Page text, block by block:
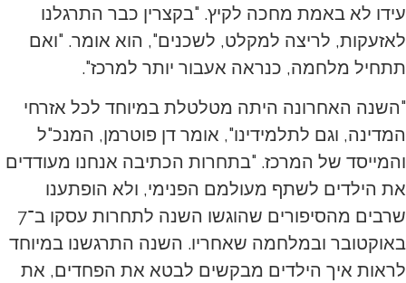
עידו לא באמת מחכה לקיץ. "בקצרין כבר התרגלנו
לאזעקות, לריצה למקלט, לשכנים", הוא אומר. "ואם
תתחיל מלחמה, כנראה אעבור יותר למרכז".
"השנה האחרונה היתה מטלטלת במיוחד לכל אזרחי
המדינה, וגם לתלמידינו", אומר דן פוטרמן, המנכ"ל
והמייסד של המרכז. "בתחרות הכתיבה אנחנו מעודדים
את הילדים לשתף מעולמם הפנימי, ולא הופתענו
שרבים מהסיפורים שהוגשו השנה לתחרות עסקו ב־7
באוקטובר ובמלחמה שאחריו. השנה התרגשנו במיוחד
לראות איך הילדים מבקשים לבטא את הפחדים, את